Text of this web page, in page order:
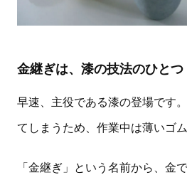
金継ぎは、漆の技法のひとつ
早速、主役である漆の登場です
てしまうため、作業中は薄いゴ
「金継ぎ」という名前から、金